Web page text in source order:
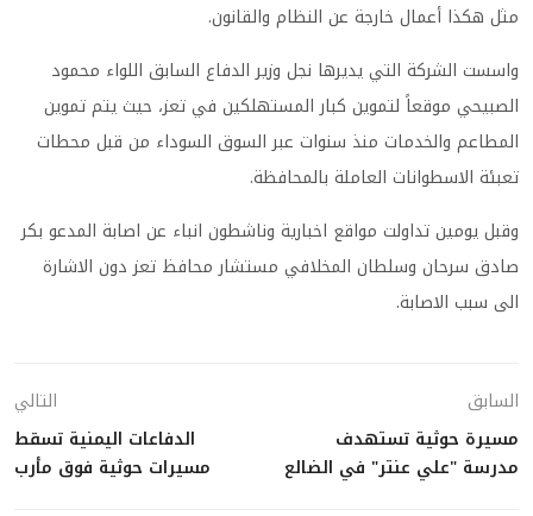
مثل هكذا أعمال خارجة عن النظام والقانون.
واسست الشركة التي يديرها نجل وزير الدفاع السابق اللواء محمود
الصبيحي موقعاً لتموين كبار المستهلكين في تعز، حيث يتم تموين
المطاعم والخدمات منذ سنوات عبر السوق السوداء من قبل محطات
تعبئة الاسطوانات العاملة بالمحافظة.
وقبل يومين تداولت مواقع اخبارية وناشطون انباء عن اصابة المدعو بكر
صادق سرحان وسلطان المخلافي مستشار محافظ تعز دون الاشارة
الى سبب الاصابة.
السابق
مسيرة حوثية تستهدف
مدرسة "علي عنتر" في الضالع
التالي
الدفاعات اليمنية تسقط
مسيرات حوثية فوق مأرب